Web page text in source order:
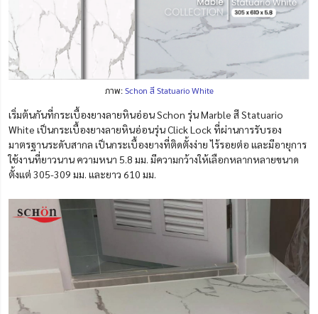
ภาพ:Schon สี Statuario White
เริ่มต้นกันที่กระเบื้องยางลายหินอ่อน Schon รุ่น Marble สี Statuario
White เป็นกระเบื้องยางลายหินอ่อนรุ่น Click Lock ที่ผ่านการรับรอง
มาตรฐานระดับสากล เป็นกระเบื้องยางที่ติดตั้งง่าย ไร้รอยต่อ และมีอายุการ
ใช้งานที่ยาวนาน ความหนา 5.8 มม. มีความกว้างให้เลือกหลากหลายขนาด
ตั้งแต่ 305-309 มม. และยาว 610 มม.